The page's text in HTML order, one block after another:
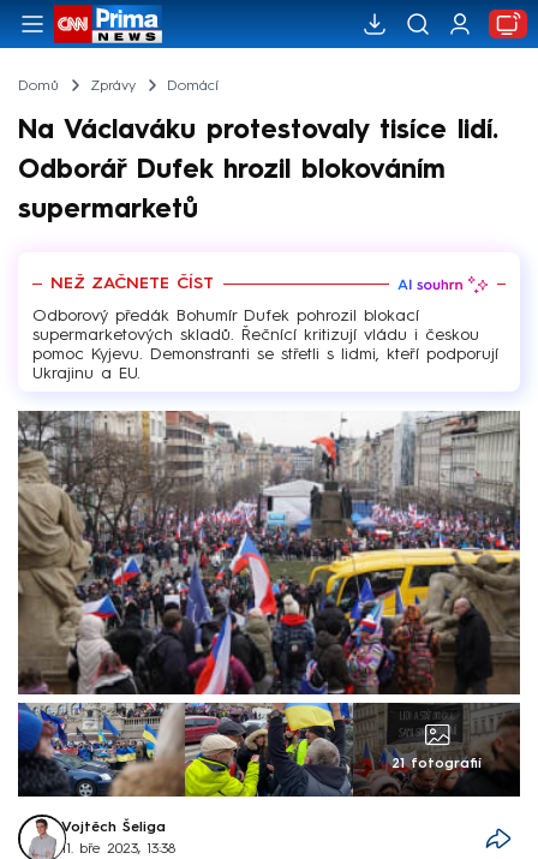
Domů Zprávy Domácí
Na Václaváku protestovaly tisíce lidí.
Odborář Dufek hrozil blokováním
supermarketů
NEŽ ZAČNETE ČÍST
Odborový předák Bohumír Dufek pohrozil blokací
supermarketových skladů. Řečnící kritizují vládu i českou
pomoc Kyjevu. Demonstranti se střetli s lidmi, kteří podporují
Ukrajinu a EU.
21 fotografií
Vojtěch Šeliga
11. bře 2023, 13:38